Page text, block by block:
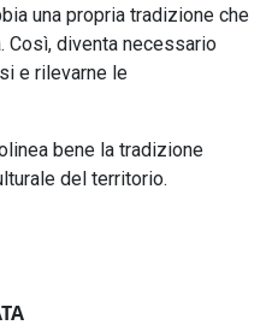
una propria tradizione che
Così, diventa necessario
e rilevarne le
bene la tradizione
del territorio.